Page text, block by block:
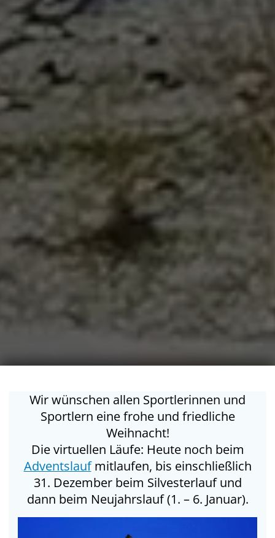
Wir wünschen allen Sportlerinnen und
Sportlern eine frohe und friedliche
Weihnacht!
Die virtuellen Läufe: Heute noch beim
Adventslaufmitlaufen, bis einschließlich
31. Dezember beim Silvesterlauf und
dann beim Neujahrslauf (1. – 6. Januar).